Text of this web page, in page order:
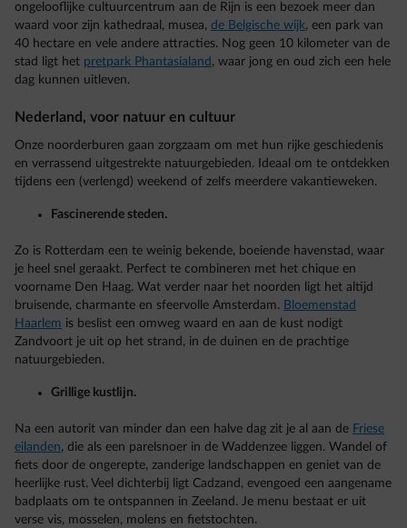
ongelooflijke cultuurcentrum aan de Rijn is een bezoek meer dan
waard voor zijn kathedraal, musea, de Belgische wijk, een park van
40 hectare en vele andere attracties. Nog geen 10 kilometer van de
stad ligt het pretpark Phantasialand , waar jong en oud zich een hele
dag kunnen uitleven.
Nederland, voor natuur en cultuur
Onze noorderburen gaan zorgzaam om met hun rijke geschiedenis
en verrassend uitgestrekte natuurgebieden. Ideaal om te ontdekken
tijdens een (verlengd) weekend of zelfs meerdere vakantieweken.
Fascinerende steden.
Zo is Rotterdam een te weinig bekende, boeiende havenstad, waar
je heel snel geraakt. Perfect te combineren met het chique en
voorname Den Haag. Wat verder naar het noorden ligt het altijd
bruisende, charmante en sfeervolle Amsterdam. Bloemenstad
Haarlem is beslist een omweg waard en aan de kust nodigt
Zandvoort je uit op het strand, in de duinen en de prachtige
natuurgebieden.
Grillige kustlijn.
Na een autorit van minder dan een halve dag zit je al aan de Friese
eilanden, die als een parelsnoer in de Waddenzee liggen. Wandel of
fiets door de ongerepte, zanderige landschappen en geniet van de
heerlijke rust. Veel dichterbij ligt Cadzand, evengoed een aangename
badplaats om te ontspannen in Zeeland. Je menu bestaat er uit
verse vis, mosselen, molens en fietstochten.